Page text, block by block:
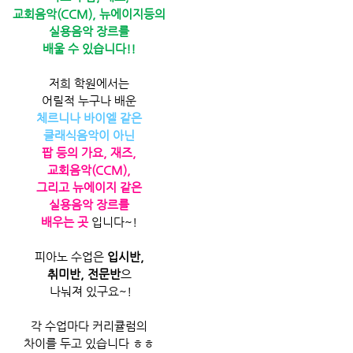
교회음악(CCM), 뉴에이지등의
실용음악 장르를
배울 수 있습니다!!
저희 학원에서는
어릴적 누구나 배운
체르니나 바이엘 같은
클래식음악이 아닌
팝 등의 가요, 재즈,
교회음악(CCM),
그리고 뉴에이지 같은
실용음악 장르를
배우는 곳 입니다~!
피아노 수업은 ​ 입시반,
취미반, 전문반으
나눠져 있구요~!
각 수업마다 커리큘럼의
차이를 두고 있습니다 ㅎㅎ